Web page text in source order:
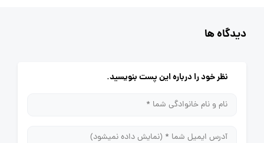
دیدگاه ها
نظر خود را درباره این پست بنویسید.